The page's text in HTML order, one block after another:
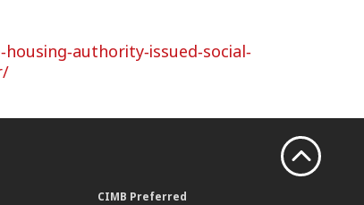
authority-issued-social-
/
CIMB Preferred